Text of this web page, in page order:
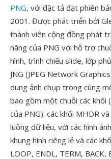
PNG, với đặc tả đạt phiên
2001. Được phát triển bởi
thành viên cộng đồng phát
năng của PNG với hỗ trợ
hình, trình chiếu slide, lớp
JNG (JPEG Network
dung ảnh chụp trong cùng
bao gồm một chuỗi các
của PNG): các khối MHDR
luồng dữ liệu, với các hình
khung hình riêng lẻ và các
LOOP, ENDL, TERM, BACK,